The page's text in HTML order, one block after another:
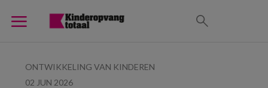
ONTWIKKELING VAN KINDEREN
02 JUN 2026